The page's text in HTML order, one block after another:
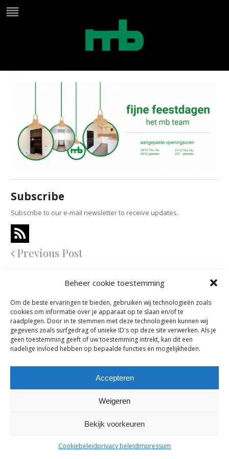
Beheer cookie toestemming
Om de beste ervaringen te bieden, gebruiken wij technologieën zoals
cookies om informatie over je apparaat op te slaan en/of te
raadplegen. Door in te stemmen met deze technologieën kunnen wij
gegevens zoals surfgedrag of unieke ID's op deze site verwerken. Als je
geen toestemming geeft of uw toestemming intrekt, kan dit een
nadelige invloed hebben op bepaalde functies en mogelijkheden.
Accepteren
Weigeren
Bekijk voorkeuren
Cookiebeleidprivacy beleidImpressum
kerst 2022 website banner
Subscribe
Subscribe to our e-mail newsletter to receive updates.
Previous Post
maes-boons nv | interieur - meubelen - maatwerk | bazelstraat 61
- 9150 Kruibeke |tel. +32 03 774 10 60